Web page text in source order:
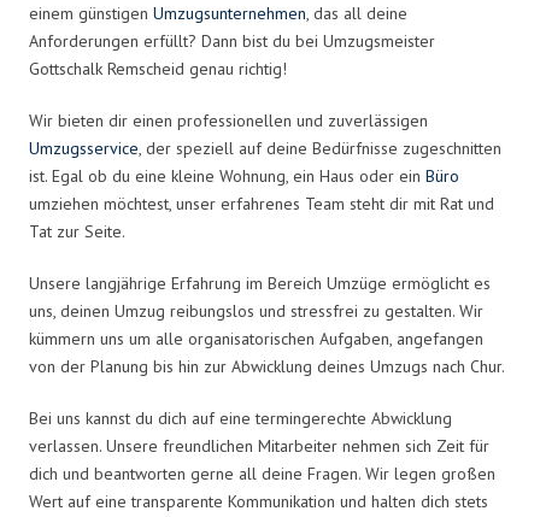
einem günstigen Umzugsunternehmen, das all deine
Anforderungen erfüllt? Dann bist du bei Umzugsmeister
Gottschalk Remscheid genau richtig!
Wir bieten dir einen professionellen und zuverlässigen
Umzugsservice, der speziell auf deine Bedürfnisse zugeschnitten
ist. Egal ob du eine kleine Wohnung, ein Haus oder ein Büro
umziehen möchtest, unser erfahrenes Team steht dir mit Rat und
Tat zur Seite.
Unsere langjährige Erfahrung im Bereich Umzüge ermöglicht es
uns, deinen Umzug reibungslos und stressfrei zu gestalten. Wir
kümmern uns um alle organisatorischen Aufgaben, angefangen
von der Planung bis hin zur Abwicklung deines Umzugs nach Chur.
Bei uns kannst du dich auf eine termingerechte Abwicklung
verlassen. Unsere freundlichen Mitarbeiter nehmen sich Zeit für
dich und beantworten gerne all deine Fragen. Wir legen großen
Wert auf eine transparente Kommunikation und halten dich stets